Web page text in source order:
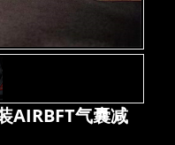
AIRBFT气囊减